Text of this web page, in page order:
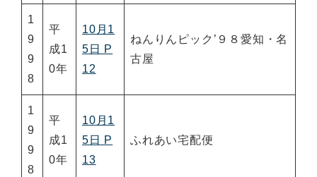
1
9
9
8
平
成1
0年
10月1
5日 P
12
ねんりんピック’９８愛知・名
古屋
1
9
9
8
平
成1
0年
10月1
5日 P
13
ふれあい宅配便